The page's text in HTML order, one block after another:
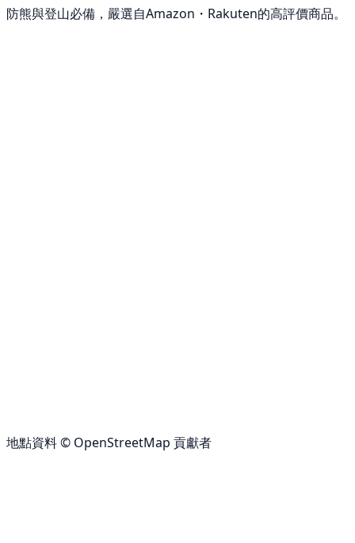
防熊與登山必備，嚴選自Amazon・Rakuten的高評價商品。
地點資料 © OpenStreetMap 貢獻者